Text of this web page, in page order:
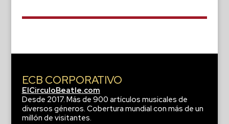
ECB CORPORATIVO
ElCirculoBeatle.com
Desde 2017. Más de 900 artículos musicales de
diversos géneros. Cobertura mundial con más de un
millón de visitantes.